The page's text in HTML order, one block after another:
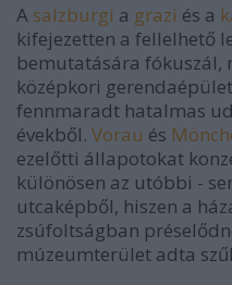
A salzburgi a grazi és a
kifejezetten a fellelhető
bemutatására fókuszál,
középkori
fennmaradt hatalmas
évekből. Vorau és
ezelőtti állapotokat
különösen az utóbbi -
utcaképből, hiszen a
zsúfoltságban
múzeumterület adta